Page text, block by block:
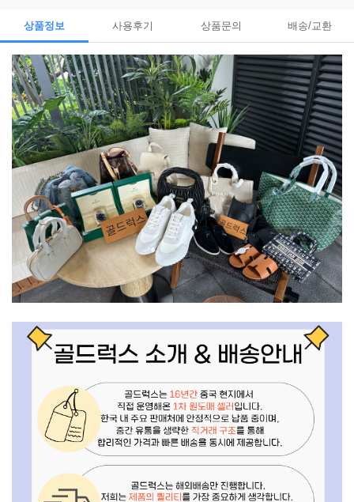
상품정보 사용후기 상품문의 배송/교환